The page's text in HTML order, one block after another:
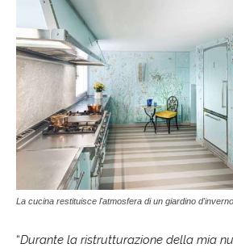
La cucina restituisce l'atmosfera di un giardino d'inverno
“Durante la ristrutturazione della mia